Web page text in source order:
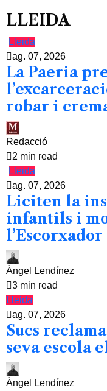
LLEIDA
Lleida
ag. 07, 2026
La Paeria
robar i
Redacció
2 min read
Lleida
ag. 07, 2026
Liciten la
infantils i
l’Escorxador
Àngel Lendínez
3 min read
Lleida
ag. 07, 2026
Sucs
seva escola
Àngel Lendínez